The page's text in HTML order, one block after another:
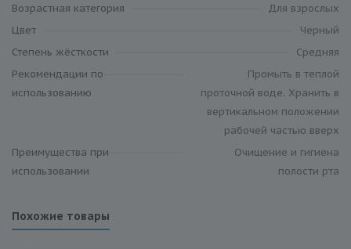
Возрастная категория
Для взрослых
Цвет
Черный
Степень жёсткости
Средняя
Рекомендации по
использованию
Промыть в теплой
проточной воде. Хранить в
вертикальном положении
рабочей частью вверх
Преимущества при
использовании
Очищение и гигиена
полости рта
Похожие товары